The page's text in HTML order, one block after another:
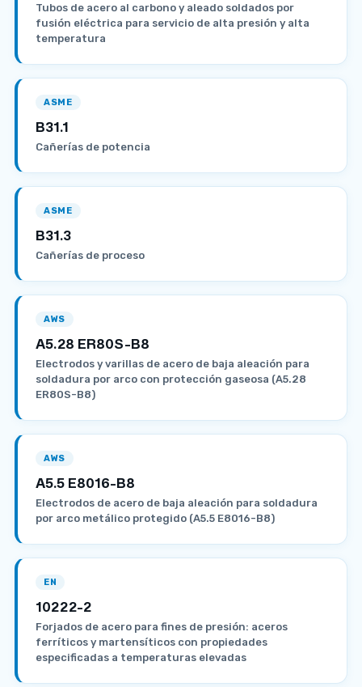
Tubos de acero al carbono y aleado soldados por
fusión eléctrica para servicio de alta presión y alta
temperatura
ASME
B31.1
Cañerías de potencia
ASME
B31.3
Cañerías de proceso
AWS
A5.28 ER80S-B8
Electrodos y varillas de acero de baja aleación para
soldadura por arco con protección gaseosa (A5.28
ER80S-B8)
AWS
A5.5 E8016-B8
Electrodos de acero de baja aleación para soldadura
por arco metálico protegido (A5.5 E8016-B8)
EN
10222-2
Forjados de acero para fines de presión: aceros
ferríticos y martensíticos con propiedades
especificadas a temperaturas elevadas